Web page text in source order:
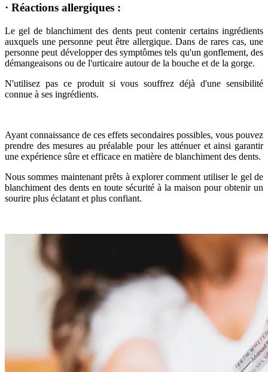
· Réactions allergiques :
Le gel de blanchiment des dents peut contenir certains ingrédients
auxquels une personne peut être allergique. Dans de rares cas, une
personne peut développer des symptômes tels qu'un gonflement, des
démangeaisons ou de l'urticaire autour de la bouche et de la gorge.
N'utilisez pas ce produit si vous souffrez déjà d'une sensibilité
connue à ses ingrédients.
Ayant connaissance de ces effets secondaires possibles, vous pouvez
prendre des mesures au préalable pour les atténuer et ainsi garantir
une expérience sûre et efficace en matière de blanchiment des dents.
Nous sommes maintenant prêts à explorer comment utiliser le gel de
blanchiment des dents en toute sécurité à la maison pour obtenir un
sourire plus éclatant et plus confiant.